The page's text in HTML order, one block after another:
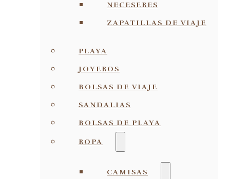
NECESERES
ZAPATILLAS DE VIAJE
PLAYA
JOYEROS
BOLSAS DE VIAJE
SANDALIAS
BOLSAS DE PLAYA
ROPA
CAMISAS